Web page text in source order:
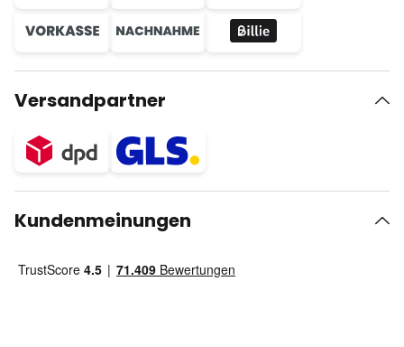
Versandpartner
Kundenmeinungen